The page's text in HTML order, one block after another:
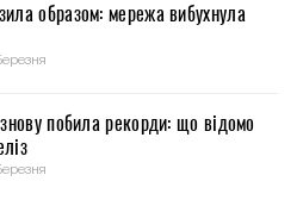
образом: мережа вибухнула
побила рекорди: що відомо